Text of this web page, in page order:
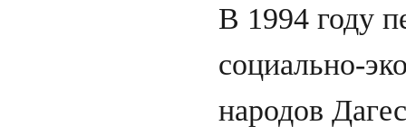
В 1994 году
социально-
народов